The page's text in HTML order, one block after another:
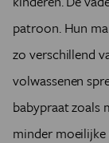
patroon. Hun
zo verschillend
volwassenen
babypraat zoals
minder